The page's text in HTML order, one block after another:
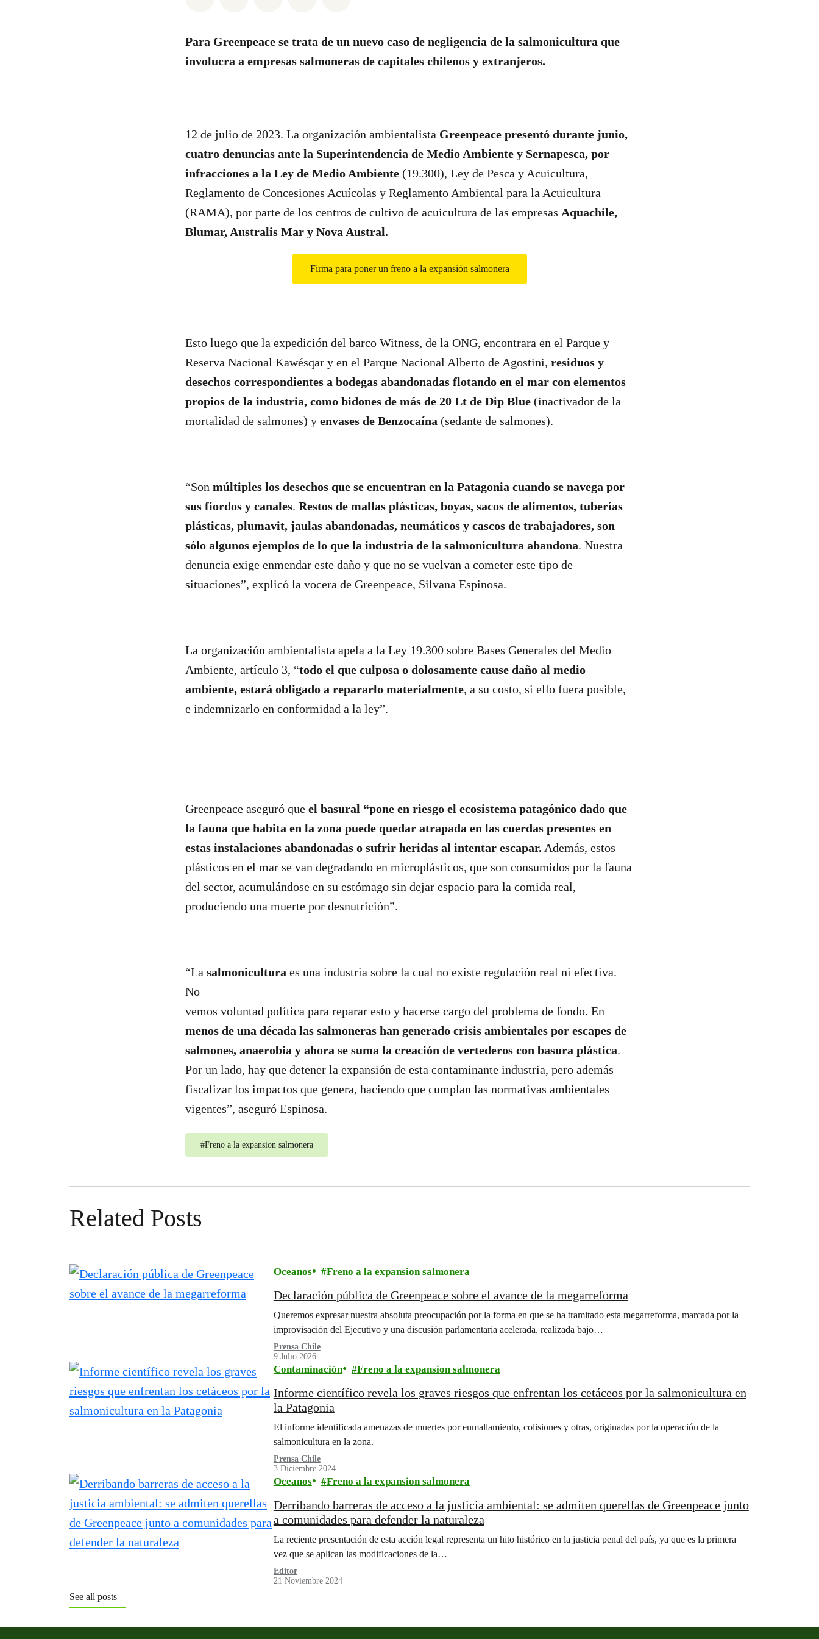
Para Greenpeace se trata de un nuevo caso de negligencia de la salmonicultura que
involucra a empresas salmoneras de capitales chilenos y extranjeros.
12 de julio de 2023. La organización ambientalista Greenpeace presentó durante junio,
cuatro denuncias ante la Superintendencia de Medio Ambiente y Sernapesca, por
infracciones a la Ley de Medio Ambiente (19.300), Ley de Pesca y Acuicultura,
Reglamento de Concesiones Acuícolas y Reglamento Ambiental para la Acuicultura
(RAMA), por parte de los centros de cultivo de acuicultura de las empresas Aquachile,
Blumar, Australis Mar y Nova Austral.
Firma para poner un freno a la expansión salmonera
Esto luego que la expedición del barco Witness, de la ONG, encontrara en el Parque y
Reserva Nacional Kawésqar y en el Parque Nacional Alberto de Agostini, residuos y
desechos correspondientes a bodegas abandonadas flotando en el mar con elementos
propios de la industria, como bidones de más de 20 Lt de Dip Blue (inactivador de la
mortalidad de salmones) y envases de Benzocaína (sedante de salmones).
“Son múltiples los desechos que se encuentran en la Patagonia cuando se navega por
sus fiordos y canales. Restos de mallas plásticas, boyas, sacos de alimentos, tuberías
plásticas, plumavit, jaulas abandonadas, neumáticos y cascos de trabajadores, son
sólo algunos ejemplos de lo que la industria de la salmonicultura abandona. Nuestra
denuncia exige enmendar este daño y que no se vuelvan a cometer este tipo de
situaciones”, explicó la vocera de Greenpeace, Silvana Espinosa.
La organización ambientalista apela a la Ley 19.300 sobre Bases Generales del Medio
Ambiente, artículo 3, “todo el que culposa o dolosamente cause daño al medio
ambiente, estará obligado a repararlo materialmente, a su costo, si ello fuera posible,
e indemnizarlo en conformidad a la ley”.
Greenpeace aseguró que el basural “pone en riesgo el ecosistema patagónico dado que
la fauna que habita en la zona puede quedar atrapada en las cuerdas presentes en
estas instalaciones abandonadas o sufrir heridas al intentar escapar. Además, estos
plásticos en el mar se van degradando en microplásticos, que son consumidos por la fauna
del sector, acumulándose en su estómago sin dejar espacio para la comida real,
produciendo una muerte por desnutrición”.
“La salmonicultura es una industria sobre la cual no existe regulación real ni efectiva.
No
vemos voluntad política para reparar esto y hacerse cargo del problema de fondo. En
menos de una década las salmoneras han generado crisis ambientales por escapes de
salmones, anaerobia y ahora se suma la creación de vertederos con basura plástica.
Por un lado, hay que detener la expansión de esta contaminante industria, pero además
fiscalizar los impactos que genera, haciendo que cumplan las normativas ambientales
vigentes”, aseguró Espinosa.
#Freno a la expansion salmonera
Related Posts
Oceanos Freno a la expansion salmonera
Declaración pública de Greenpeace sobre el avance de la megarreforma
Queremos expresar nuestra absoluta preocupación por la forma en que se ha tramitado esta megarreforma, marcada por la
improvisación del Ejecutivo y una discusión parlamentaria acelerada, realizada bajo…
Prensa Chile
9 Julio 2026
Contaminación Freno a la expansion salmonera
Informe científico revela los graves riesgos que enfrentan los cetáceos por la salmonicultura en
la Patagonia
El informe identificada amenazas de muertes por enmallamiento, colisiones y otras, originadas por la operación de la
salmonicultura en la zona.
Prensa Chile
3 Diciembre 2024
Oceanos Freno a la expansion salmonera
Derribando barreras de acceso a la justicia ambiental: se admiten querellas de Greenpeace junto
a comunidades para defender la naturaleza
La reciente presentación de esta acción legal representa un hito histórico en la justicia penal del país, ya que es la primera
vez que se aplican las modificaciones de la…
Editor
21 Noviembre 2024
See all posts